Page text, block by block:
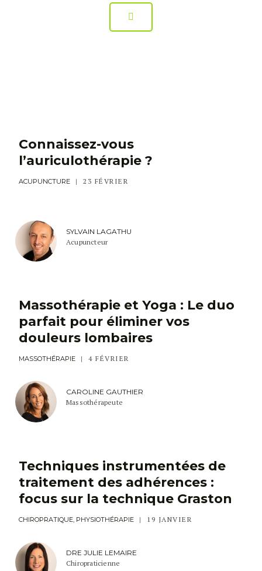
Connaissez-vous
l’auriculothérapie ?
ACUPUNCTURE 23 FÉVRIER
SYLVAIN LAGATHU
Acupuncteur
Massothérapie et Yoga : Le duo
parfait pour éliminer vos
douleurs lombaires
MASSOTHÉRAPIE 4 FÉVRIER
CAROLINE GAUTHIER
Massothérapeute
Techniques instrumentées de
traitement des adhérences :
focus sur la technique Graston
CHIROPRATIQUE, PHYSIOTHÉRAPIE 19 JANVIER
DRE JULIE LEMAIRE
Chiropraticienne